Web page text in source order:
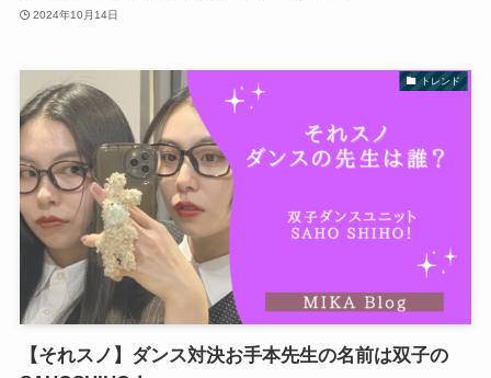
2024年10月14日
トレンド
【それスノ】ダンス対決お手本先生の名前は双子の